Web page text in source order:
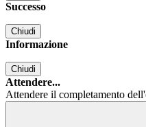
Successo
Chiudi
Informazione
Chiudi
Attendere...
Attendere il completamento